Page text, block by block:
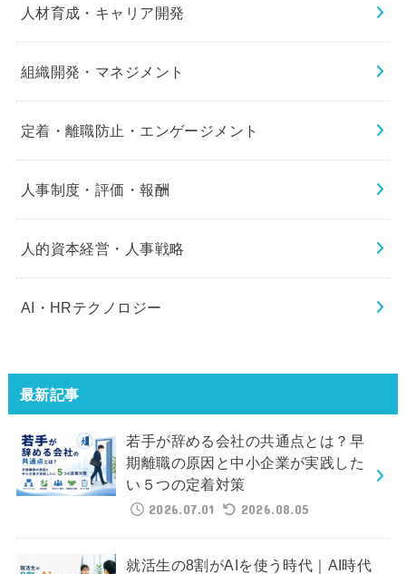
人材育成・キャリア開発
組織開発・マネジメント
定着・離職防止・エンゲージメント
人事制度・評価・報酬
人的資本経営・人事戦略
AI・HRテクノロジー
最新記事
若手が辞める会社の共通点とは？早
期離職の原因と中小企業が実践した
い５つの定着対策
2026.07.01
2026.08.05
就活生の8割がAIを使う時代｜AI時代